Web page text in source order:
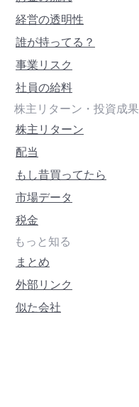
経営の透明性
誰が持ってる？
事業リスク
社員の給料
株主リターン・投資成果
株主リターン
配当
もし昔買ってたら
市場データ
税金
もっと知る
まとめ
外部リンク
似た会社